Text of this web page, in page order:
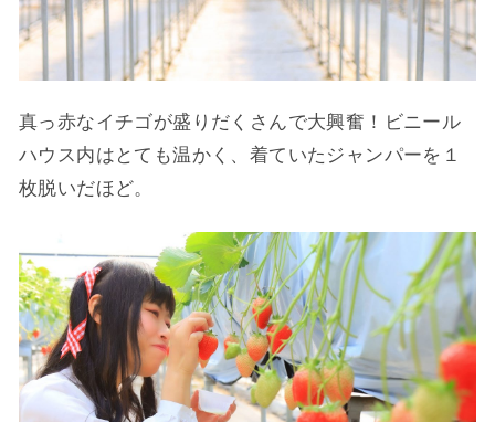
真っ赤なイチゴが盛りだくさんで大興奮！ビニール
ハウス内はとても温かく、着ていたジャンパーを１
枚脱いだほど。